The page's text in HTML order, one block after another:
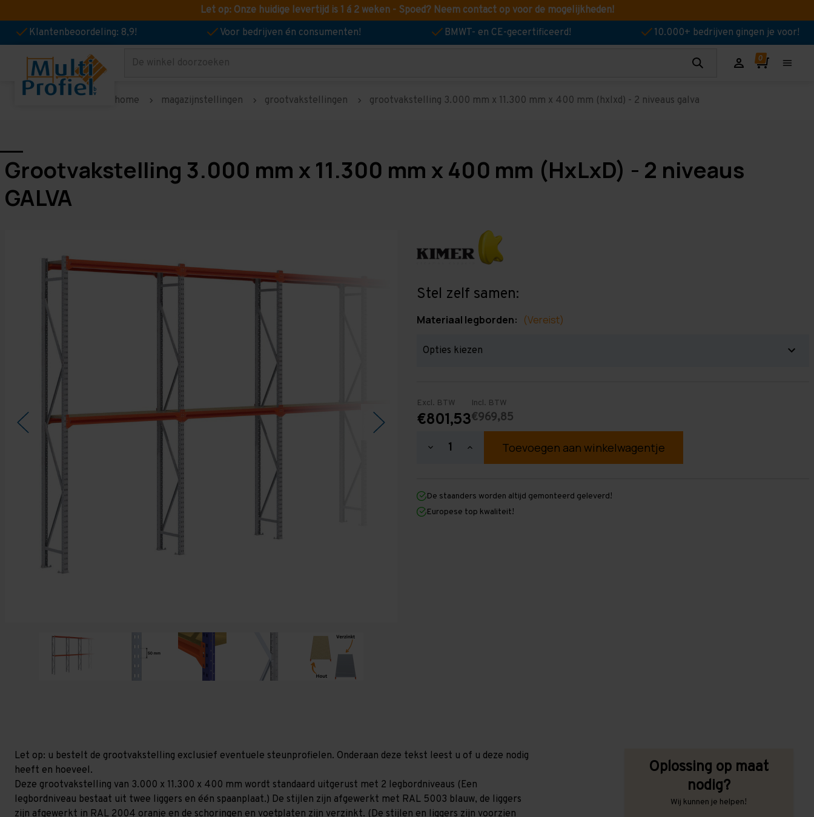
Let op: Onze huidige levertijd is 1 á 2 weken - Spoed? Neem contact op voor de mogelijkheden!
Klantenbeoordeling: 8,9!
Voor bedrijven én consumenten! BMWT- en CE-gecertificeerd! 10.000+ bedrijven gingen je voor!
Zoeken
home magazijnstellingen grootvakstellingen grootvakstelling 3.000 mm x 11.300 mm x 400 mm (hxlxd) - 2 niveaus galva
Grootvakstelling 3.000 mm x 11.300 mm x 400 mm (HxLxD) - 2 niveaus
GALVA
Stel zelf samen:
Materiaal legborden: (Vereist)
Excl. BTW
€801,53
Incl. BTW
€969,85
Hoeveelheid
3.000
mm
x
11.300
Hoeveelheid
verhogen
3.000
mm
x
11.300
De staanders worden altijd gemonteerd geleverd!
Europese top kwaliteit!
Let op: u bestelt de grootvakstelling exclusief eventuele steunprofielen. Onderaan deze tekst leest u of u deze nodig
heeft en hoeveel.
Deze grootvakstelling van 3.000 x 11.300 x 400 mm wordt standaard uitgerust met 2 legbordniveaus (Een
legbordniveau bestaat uit twee liggers en één spaanplaat.) De stijlen zijn afgewerkt met RAL 5003 blauw, de liggers
zijn afgewerkt in RAL 2004 oranje en de schoringen en voetplaten zijn verzinkt. (De stijlen en liggers zijn voorzien
Oplossing op maat
nodig?
Wij kunnen je helpen!